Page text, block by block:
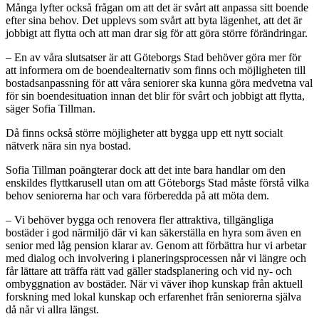
Många lyfter också frågan om att det är svårt att anpassa sitt boende
efter sina behov. Det upplevs som svårt att byta lägenhet, att det är
jobbigt att flytta och att man drar sig för att göra större förändringar.
– En av våra slutsatser är att Göteborgs Stad behöver göra mer för
att informera om de boendealternativ som finns och möjligheten till
bostadsanpassning för att våra seniorer ska kunna göra medvetna val
för sin boendesituation innan det blir för svårt och jobbigt att flytta,
säger Sofia Tillman.
Då finns också större möjligheter att bygga upp ett nytt socialt
nätverk nära sin nya bostad.
Sofia Tillman poängterar dock att det inte bara handlar om den
enskildes flyttkarusell utan om att Göteborgs Stad måste förstå vilka
behov seniorerna har och vara förberedda på att möta dem.
– Vi behöver bygga och renovera fler attraktiva, tillgängliga
bostäder i god närmiljö där vi kan säkerställa en hyra som även en
senior med låg pension klarar av. Genom att förbättra hur vi arbetar
med dialog och involvering i planeringsprocessen når vi längre och
får lättare att träffa rätt vad gäller stadsplanering och vid ny- och
ombyggnation av bostäder. När vi väver ihop kunskap från aktuell
forskning med lokal kunskap och erfarenhet från seniorerna själva
då når vi allra längst.